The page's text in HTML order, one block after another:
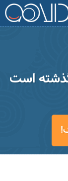
گذشته است